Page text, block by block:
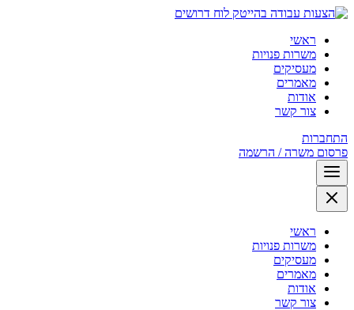
לוח דרושים
ראשי
משרות פנויות
מעסיקים
מאמרים
אודות
צור קשר
התחברות
פרסום משרה / הרשמה
ראשי
משרות פנויות
מעסיקים
מאמרים
אודות
צור קשר